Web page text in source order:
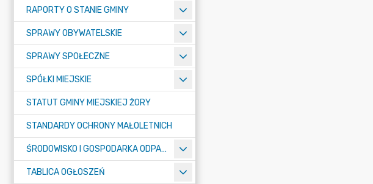
RAPORTY O STANIE GMINY
SPRAWY OBYWATELSKIE
SPRAWY SPOŁECZNE
SPÓŁKI MIEJSKIE
STATUT GMINY MIEJSKIEJ ŻORY
STANDARDY OCHRONY MAŁOLETNICH
ŚRODOWISKO I GOSPODARKA ODPADAMI
TABLICA OGŁOSZEŃ